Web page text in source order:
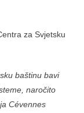
za Svjetsku
baštinu bavi
naročito
Cévennes